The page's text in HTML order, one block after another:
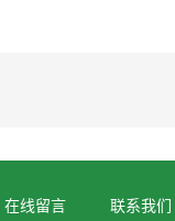
在线留言 联系我们